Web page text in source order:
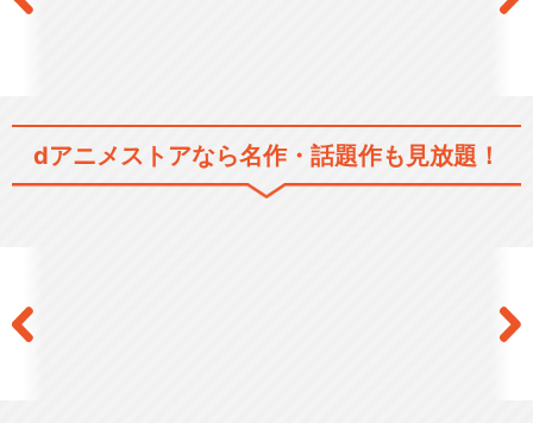
dアニメストアなら名作・話題作も見放題！